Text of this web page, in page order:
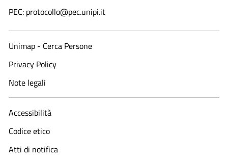
PEC: protocollo@pec.unipi.it
Unimap - Cerca Persone
Privacy Policy
Note legali
Accessibilità
Codice etico
Atti di notifica